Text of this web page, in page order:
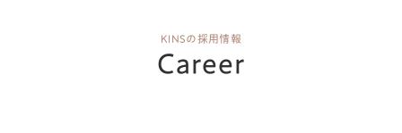
KINSの採用情報
Career